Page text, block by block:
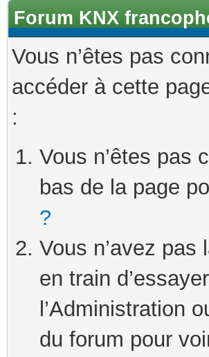
Forum KNX
Vous n’êtes pas
accéder à cette
:
Vous n’êtes pas
bas de la page
?
Vous n’avez
en train
l’Administration
du forum pour